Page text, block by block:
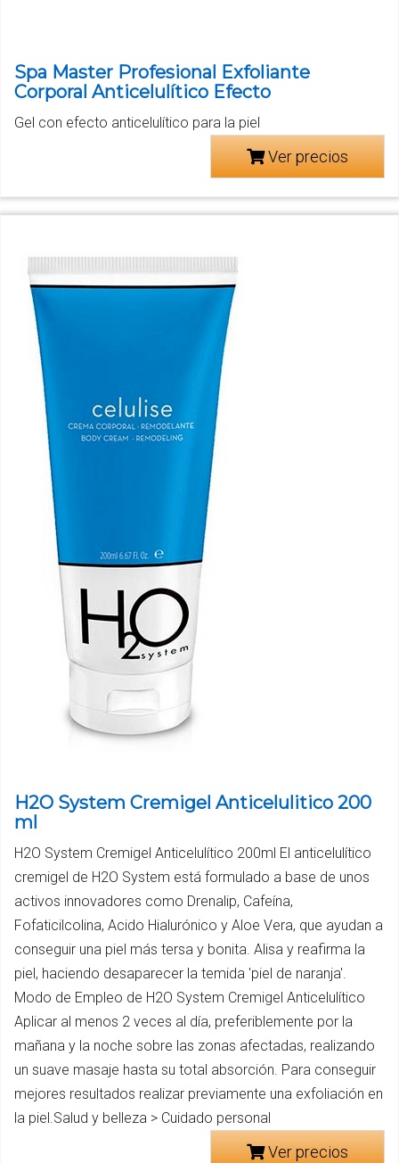
Spa Master Profesional Exfoliante
Corporal Anticelulítico Efecto
Gel con efecto anticelulítico para la piel
Ver precios
H2O System Cremigel Anticelulitico 200
ml
H2O System Cremigel Anticelulítico 200ml El anticelulítico
cremigel de H2O System está formulado a base de unos
activos innovadores como Drenalip, Cafeína,
Fofaticilcolina, Acido Hialurónico y Aloe Vera, que ayudan a
conseguir una piel más tersa y bonita. Alisa y reafirma la
piel, haciendo desaparecer la temida 'piel de naranja'.
Modo de Empleo de H2O System Cremigel Anticelulítico
Aplicar al menos 2 veces al día, preferiblemente por la
mañana y la noche sobre las zonas afectadas, realizando
un suave masaje hasta su total absorción. Para conseguir
mejores resultados realizar previamente una exfoliación en
la piel.Salud y belleza > Cuidado personal
Ver precios